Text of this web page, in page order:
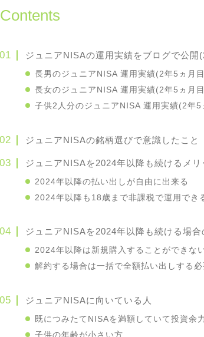
Contents
ジュニアNISAの運用実績をブログで公開
長男のジュニアNISA 運用実績(2年5ヵ月
長女のジュニアNISA 運用実績(2年5ヵ月
子供2人分のジュニアNISA 運用実績(2年5
ジュニアNISAの銘柄選びで意識したこと
ジュニアNISAを2024年以降も続けるメリ
2024年以降の払い出しが自由に出来る
2024年以降も18歳まで非課税で運用でき
ジュニアNISAを2024年以降も続ける場合
2024年以降は新規購入することができな
解約する場合は一括で全額払い出しする必
ジュニアNISAに向いている人
既につみたてNISAを満額していて投資余
子供の年齢が小さい方